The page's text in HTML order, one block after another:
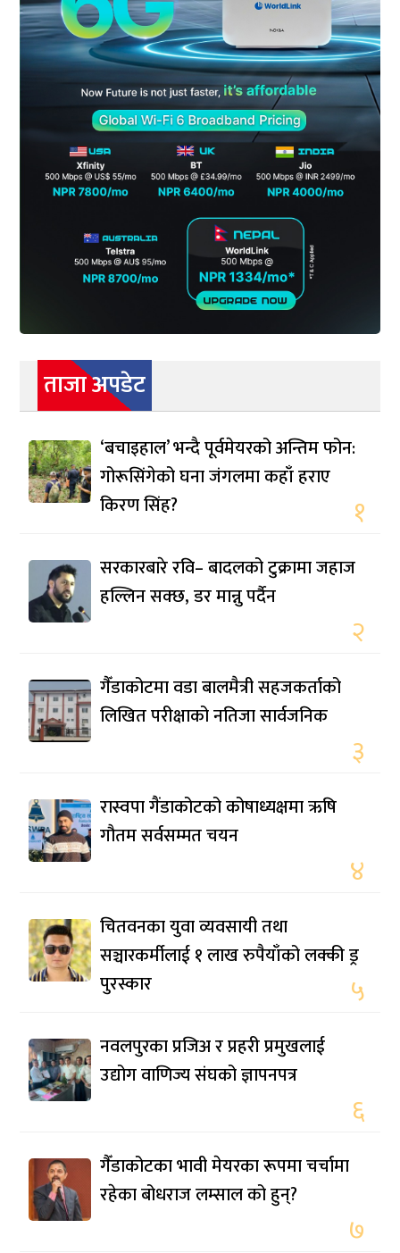
ताजा अपडेट
‘बचाइहाल’ भन्दै पूर्वमेयरको अन्तिम फोन:
गोरूसिंगेको घना जंगलमा कहाँ हराए
किरण सिंह?
१
सरकारबारे रवि– बादलको टुक्रामा जहाज
हल्लिन सक्छ, डर मान्नु पर्दैन
२
गैँडाकोटमा वडा बालमैत्री सहजकर्ताको
लिखित परीक्षाको नतिजा सार्वजनिक
३
रास्वपा गैंडाकोटको कोषाध्यक्षमा ऋषि
गौतम सर्वसम्मत चयन
४
चितवनका युवा व्यवसायी तथा
सञ्चारकर्मीलाई १ लाख रुपैयाँको लक्की ड्र
पुरस्कार
५
नवलपुरका प्रजिअ र प्रहरी प्रमुखलाई
उद्योग वाणिज्य संघको ज्ञापनपत्र
६
गैँडाकोटका भावी मेयरका रूपमा चर्चामा
रहेका बोधराज लम्साल को हुन्?
७